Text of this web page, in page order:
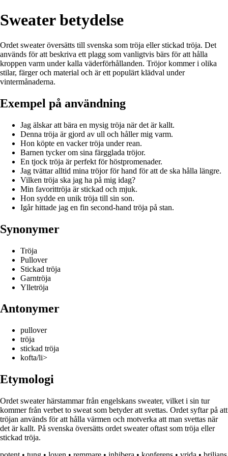
Sweater betydelse
Ordet sweater översätts till svenska som tröja eller stickad tröja. Det
används för att beskriva ett plagg som vanligtvis bärs för att hålla
kroppen varm under kalla väderförhållanden. Tröjor kommer i olika
stilar, färger och material och är ett populärt klädval under
vintermånaderna.
Exempel på användning
Jag älskar att bära en mysig tröja när det är kallt.
Denna tröja är gjord av ull och håller mig varm.
Hon köpte en vacker tröja under rean.
Barnen tycker om sina färgglada tröjor.
En tjock tröja är perfekt för höstpromenader.
Jag tvättar alltid mina tröjor för hand för att de ska hålla längre.
Vilken tröja ska jag ha på mig idag?
Min favorittröja är stickad och mjuk.
Hon sydde en unik tröja till sin son.
Igår hittade jag en fin second-hand tröja på stan.
Synonymer
Tröja
Pullover
Stickad tröja
Garntröja
Ylletröja
Antonymer
pullover
tröja
stickad tröja
kofta/li>
Etymologi
Ordet sweater härstammar från engelskans sweater, vilket i sin tur
kommer från verbet to sweat som betyder att svettas. Ordet syftar på att
tröjan används för att hålla värmen och motverka att man svettas när
det är kallt. På svenska översätts ordet sweater oftast som tröja eller
stickad tröja.